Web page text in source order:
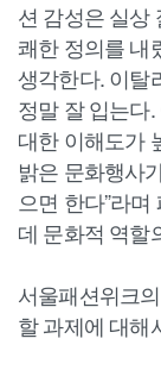
션 감성은 실상
쾌한 정의를 내
생각한다. 이탈
정말 잘 입는다
대한 이해도가
밝은 문화행사
으면 한다”라
데 문화적 역할
서울패션위크
할 과제에 대해